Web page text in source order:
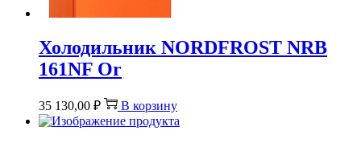
Холодильник NORDFROST NRB
161NF Or
35 130,00 ₽ В корзину